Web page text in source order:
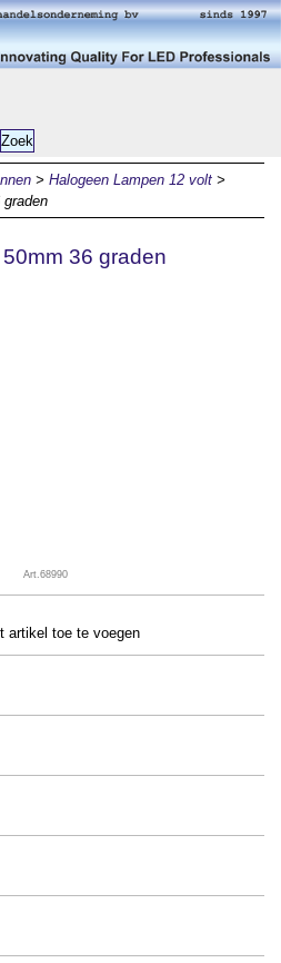
> Halogeen Lampen 12 volt >
36 graden
Art.68990
artikel toe te voegen